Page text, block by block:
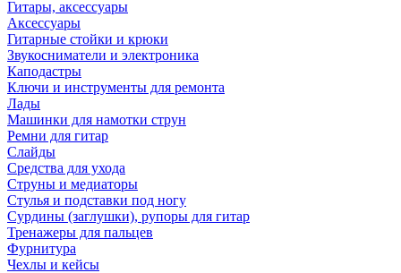
Гитары, аксессуары
Аксессуары
Гитарные стойки и крюки
Звукосниматели и электроника
Каподастры
Ключи и инструменты для ремонта
Лады
Машинки для намотки струн
Ремни для гитар
Слайды
Средства для ухода
Струны и медиаторы
Стулья и подставки под ногу
Сурдины (заглушки), рупоры для гитар
Тренажеры для пальцев
Фурнитура
Чехлы и кейсы